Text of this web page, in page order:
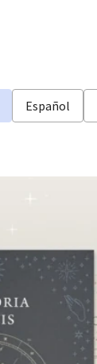
Español